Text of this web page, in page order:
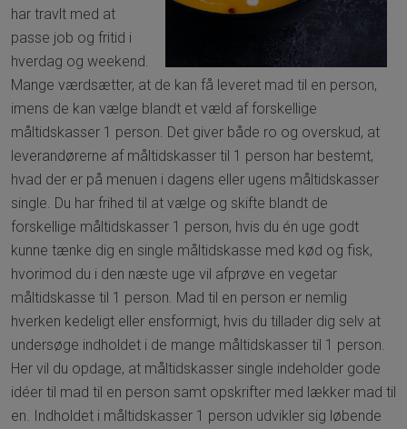
har travlt med at
passe job og fritid i
hverdag og weekend.
Mange værdsætter, at de kan få leveret mad til en person,
imens de kan vælge blandt et væld af forskellige
måltidskasser 1 person. Det giver både ro og overskud, at
leverandørerne af måltidskasser til 1 person har bestemt,
hvad der er på menuen i dagens eller ugens måltidskasser
single. Du har frihed til at vælge og skifte blandt de
forskellige måltidskasser 1 person, hvis du én uge godt
kunne tænke dig en single måltidskasse med kød og fisk,
hvorimod du i den næste uge vil afprøve en vegetar
måltidskasse til 1 person. Mad til en person er nemlig
hverken kedeligt eller ensformigt, hvis du tillader dig selv at
undersøge indholdet i de mange måltidskasser til 1 person.
Her vil du opdage, at måltidskasser single indeholder gode
idéer til mad til en person samt opskrifter med lækker mad til
en. Indholdet i måltidskasser 1 person udvikler sig løbende